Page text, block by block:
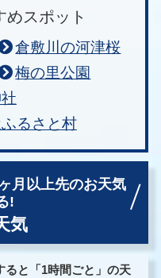
めスポット
倉敷川の河津桜
梅の里公園
るさと村
月以上先のお天気
!
気
ると「1時間ごと」の天